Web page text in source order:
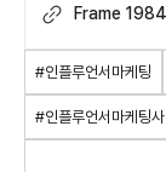
Frame
#인플루언서마케팅
#인플루언서마케팅사